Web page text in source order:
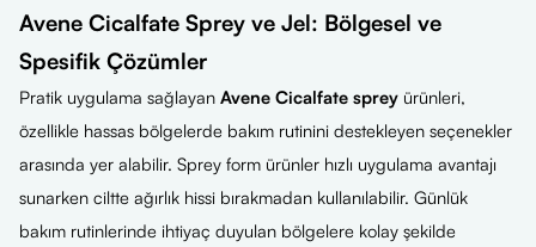
Avene Cicalfate Sprey ve Jel: Bölgesel ve
Spesifik Çözümler
Pratik uygulama sağlayan Avene Cicalfate sprey ürünleri,
özellikle hassas bölgelerde bakım rutinini destekleyen seçenekler
arasında yer alabilir. Sprey form ürünler hızlı uygulama avantajı
sunarken ciltte ağırlık hissi bırakmadan kullanılabilir. Günlük
bakım rutinlerinde ihtiyaç duyulan bölgelere kolay şekilde